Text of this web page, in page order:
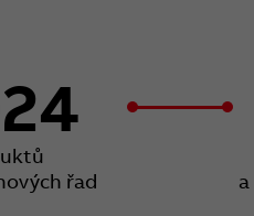
řad